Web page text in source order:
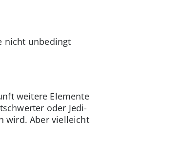
nicht unbedingt
weitere Elemente
oder Jedi-
wird. Aber vielleicht